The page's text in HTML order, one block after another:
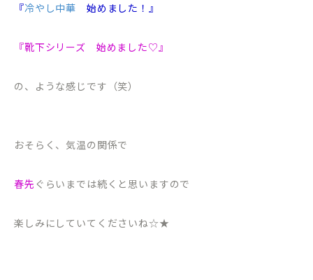
『冷やし中華 始めました！』
『靴下シリーズ 始めました♡』
の、ような感じです（笑）
おそらく、気温の関係で
春先 ぐらいまでは続くと思いますので
楽しみにしていてくださいね☆★